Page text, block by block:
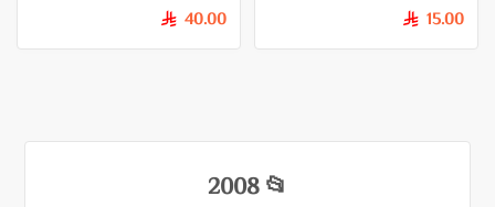
15.00
§
40.00
§
📂 2008